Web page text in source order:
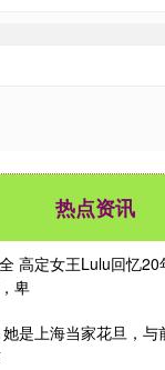
热点资讯
高定女王Lulu回忆
卑
是上海当家花旦，